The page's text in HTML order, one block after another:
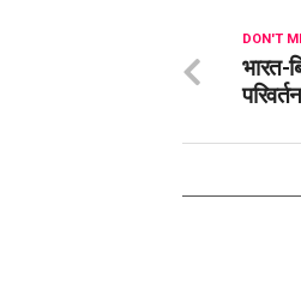
DON'T
भारत-